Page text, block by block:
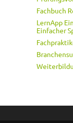
Fachbuch
LernApp
Einfacher